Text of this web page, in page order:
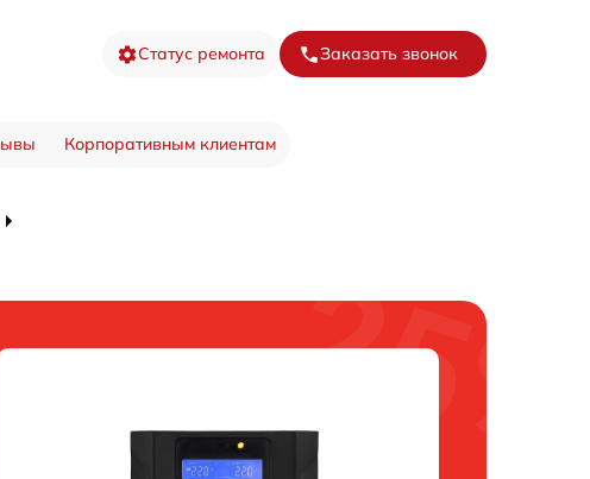
Статус ремонта Заказать звонок
Корпоративным клиентам